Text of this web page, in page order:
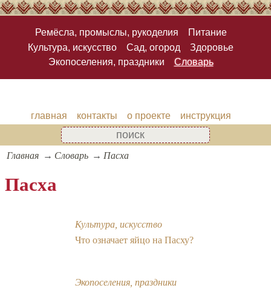
Ремёсла, промыслы, рукоделия
Питание
Культура, искусство
Сад, огород
Здоровье
Экопоселения, праздники
Словарь
главная контакты о проекте инструкция
Главная Словарь Пасха
Пасха
Культура, искусство
Что означает яйцо на Пасху?
Экопоселения, праздники